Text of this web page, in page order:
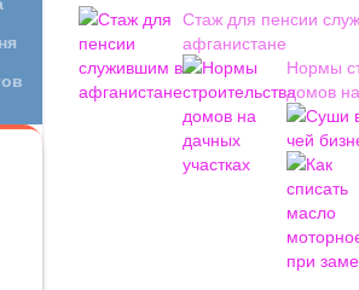
Стаж для пенсии
афганистане
Нормы
домов